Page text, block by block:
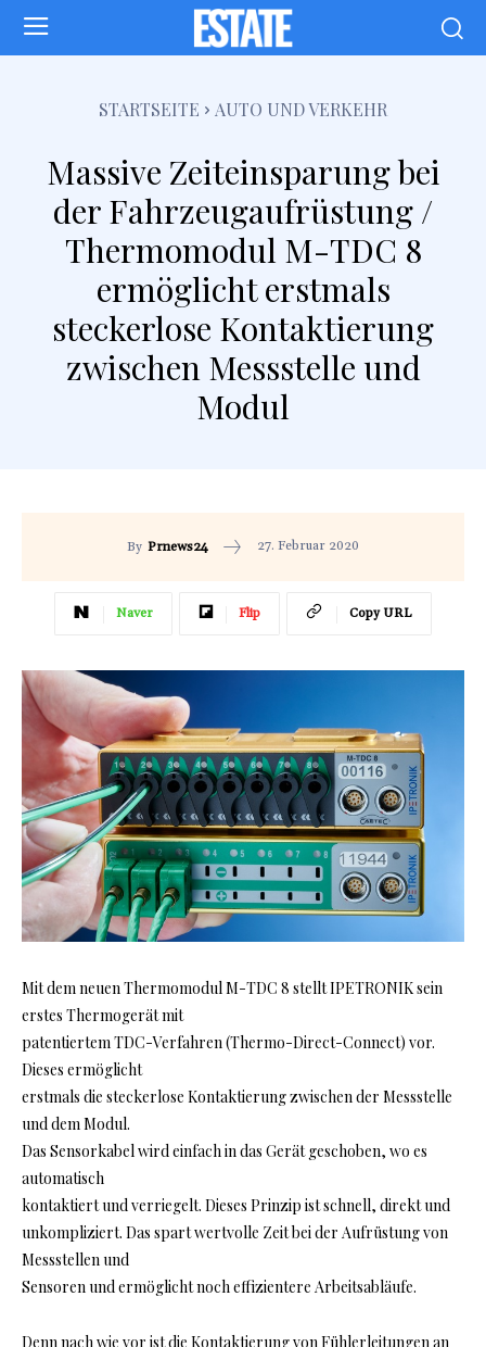
STARTSEITE AUTO UND VERKEHR
Massive Zeiteinsparung bei
der Fahrzeugaufrüstung /
Thermomodul M-TDC 8
ermöglicht erstmals
steckerlose Kontaktierung
zwischen Messstelle und
Modul
By Prnews24 27. Februar 2020
Naver Flip Copy URL
Mit dem neuen Thermomodul M-TDC 8 stellt IPETRONIK sein
erstes Thermogerät mit
patentiertem TDC-Verfahren (Thermo-Direct-Connect) vor.
Dieses ermöglicht
erstmals die steckerlose Kontaktierung zwischen der Messstelle
und dem Modul.
Das Sensorkabel wird einfach in das Gerät geschoben, wo es
automatisch
kontaktiert und verriegelt. Dieses Prinzip ist schnell, direkt und
unkompliziert. Das spart wertvolle Zeit bei der Aufrüstung von
Messstellen und
Sensoren und ermöglicht noch effizientere Arbeitsabläufe.
Denn nach wie vor ist die Kontaktierung von Fühlerleitungen an